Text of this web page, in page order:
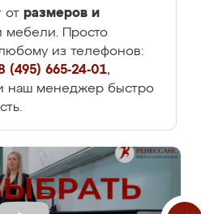
от размеров и
мебели. Просто
из телефонов:
(495) 665-24-01,
наш менеджер быстро